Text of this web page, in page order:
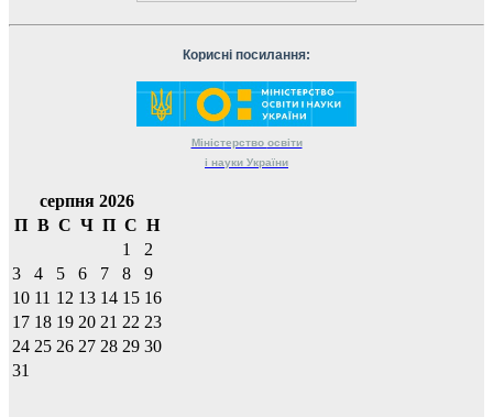
Корисні посилання:
Міністерство освіти
і науки України
серпня 2026
П В С Ч П С Н
1
2
3
4 5 6 7 8
9
10 11 12 13 14 15 16
17 18 19 20 21 22 23
24 25 26 27 28 29 30
31